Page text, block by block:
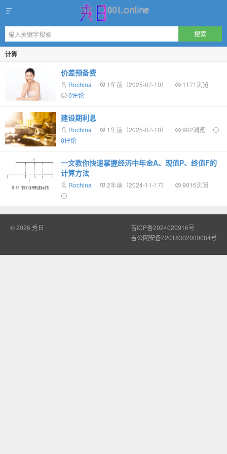
秀日
计算
价差预备费
Rochina 1年前（2025-07-10）
1171浏览
0评论
建设期利息
Rochina 1年前（2025-07-10）
902浏览
0评论
一文教你快速掌握经济中年金A、现值P、终值F的
计算方法
Rochina 2年前（2024-11-17） 9016浏览
© 2026 秀日
吉ICP备2024020916号
吉公网安备22018302000084号